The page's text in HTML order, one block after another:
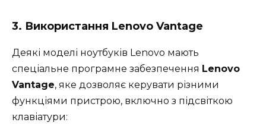
3. Використання Lenovo Vantage
Деякі моделі ноутбуків Lenovo мають
спеціальне програмне забезпечення Lenovo
Vantage, яке дозволяє керувати різними
функціями пристрою, включно з підсвіткою
клавіатури: